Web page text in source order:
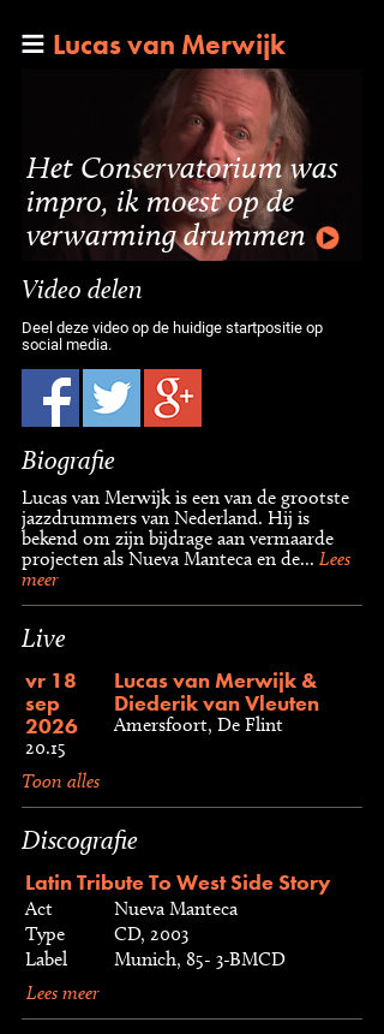
Lucas van Merwijk
Het Conservatorium was
impro, ik moest op de
verwarming drummen
Video delen
Deel deze video op de huidige startpositie op
social media.
Biografie
Lucas van Merwijk is een van de grootste
jazzdrummers van Nederland. Hij is
bekend om zijn bijdrage aan vermaarde
projecten als Nueva Manteca en de... Lees
meer
Live
vr 18
sep
2026
20.15
Lucas van Merwijk &
Diederik van Vleuten
Amersfoort, De Flint
Toon alles
Discografie
Latin Tribute To West Side Story
Act
Nueva Manteca
Type
CD, 2003
Label
Munich, 85- 3-BMCD
Lees meer